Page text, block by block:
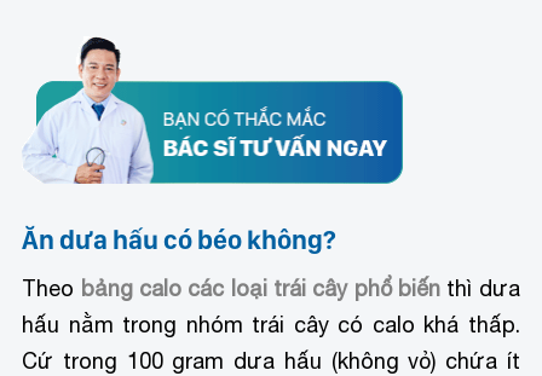
Ăn dưa hấu có béo không?
Theo bảng calo các loại trái cây phổ biến thì dưa
hấu nằm trong nhóm trái cây có calo khá thấp.
Cứ trong 100 gram dưa hấu (không vỏ) chứa ít